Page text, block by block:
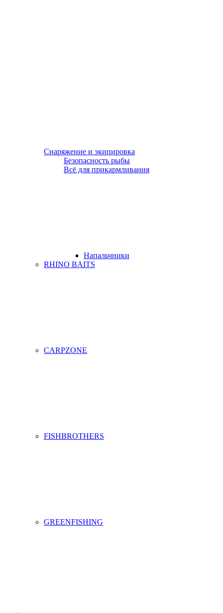
Снаряжение и экипировка
Безопасность рыбы
Всё для прикармливания
Напальчники
RHINO BAITS
CARPZONE
FISHBROTHERS
GREENFISHING